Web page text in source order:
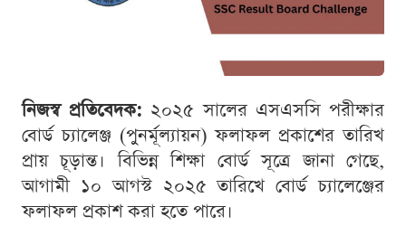
নিজস্ব প্রতিবেদক: ২০২৫ সালের এসএসসি পরীক্ষার
বোর্ড চ্যালেঞ্জ (পুনর্মূল্যায়ন) ফলাফল প্রকাশের তারিখ
প্রায় চূড়ান্ত। বিভিন্ন শিক্ষা বোর্ড সূত্রে জানা গেছে,
আগামী ১০ আগস্ট ২০২৫ তারিখে বোর্ড চ্যালেঞ্জের
ফলাফল প্রকাশ করা হতে পারে।